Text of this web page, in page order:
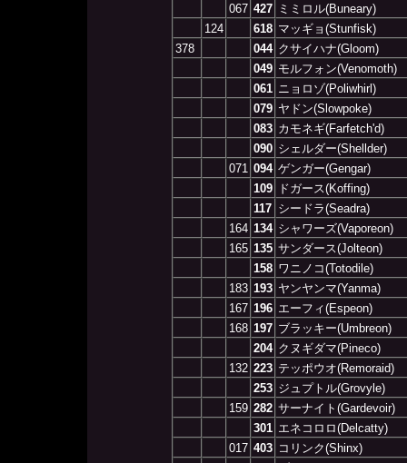
067 427
ミミロル(Buneary)
124
618 マッギョ(Stunfisk)
378
044 クサイハナ(Gloom)
049 モルフォン(Venomoth)
061 ニョロゾ(Poliwhirl)
079 ヤドン(Slowpoke)
083 カモネギ(Farfetch'd)
090 シェルダー(Shellder)
071 094 ゲンガー(Gengar)
109
ドガース(Koffing)
117 シードラ(Seadra)
164 134 シャワーズ(Vaporeon)
165 135 サンダース(Jolteon)
158 ワニノコ(Totodile)
183 193 ヤンヤンマ(Yanma)
167 196 エーフィ(Espeon)
168 197 ブラッキー(Umbreon)
204 クヌギダマ(Pineco)
132 223 テッポウオ(Remoraid)
253 ジュプトル(Grovyle)
159 282 サーナイト(Gardevoir)
301 エネコロロ(Delcatty)
017 403 コリンク(Shinx)